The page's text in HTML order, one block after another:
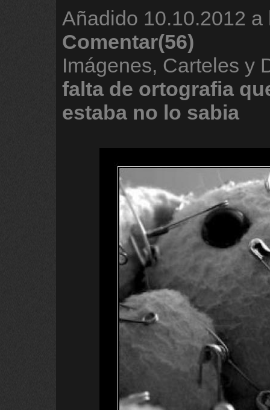
Añadido 10.10.2012 a
Comentar(56)
Imágenes, Carteles y
falta de ortografia
estaba no lo sabia